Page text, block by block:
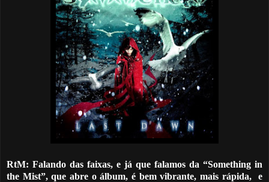
RtM: Falando das faixas, e já que falamos da “Something in
the Mist”, que abre o álbum, é bem vibrante, mais rápida,
e